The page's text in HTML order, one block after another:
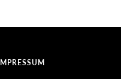
IMPRESSUM